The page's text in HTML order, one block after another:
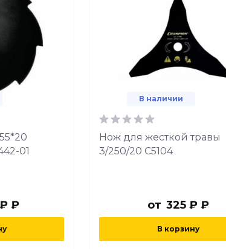
01
₽ ₽
В наличии
Нож для жесткой травы
3/250/20 C5104
от 325 ₽ ₽
В корзину